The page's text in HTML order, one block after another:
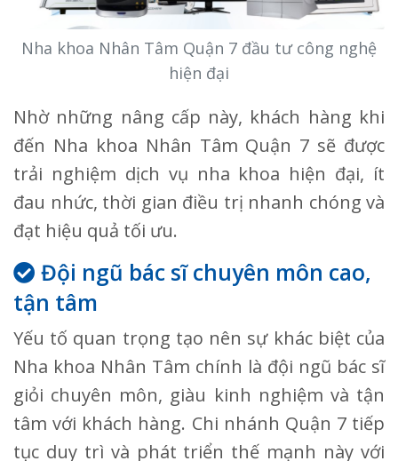
Nha khoa Nhân Tâm Quận 7 đầu tư công nghệ
hiện đại
Nhờ những nâng cấp này, khách hàng khi
đến Nha khoa Nhân Tâm Quận 7 sẽ được
trải nghiệm dịch vụ nha khoa hiện đại, ít
đau nhức, thời gian điều trị nhanh chóng và
đạt hiệu quả tối ưu.
Đội ngũ bác sĩ chuyên môn cao,
tận tâm
Yếu tố quan trọng tạo nên sự khác biệt của
Nha khoa Nhân Tâm chính là đội ngũ bác sĩ
giỏi chuyên môn, giàu kinh nghiệm và tận
tâm với khách hàng. Chi nhánh Quận 7 tiếp
tục duy trì và phát triển thế mạnh này với